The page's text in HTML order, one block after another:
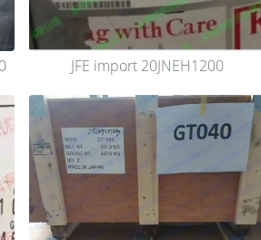
JFE import 20JNEH1200